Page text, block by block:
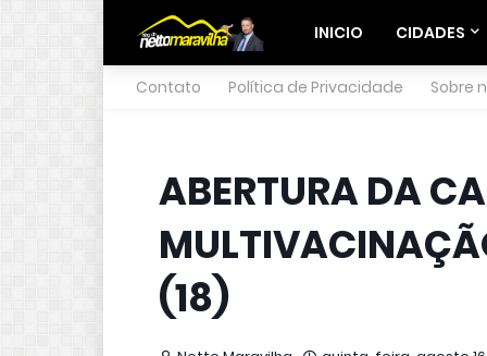
INICIO CIDADES
Contato Política de Privacidade Sobre
ABERTURA DA
(18)